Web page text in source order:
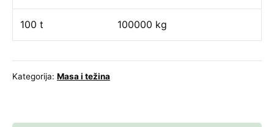
100 t 100000 kg
Kategorija: Masa i težina